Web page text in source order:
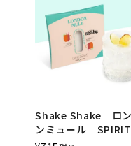
Shake Shake ロ
ンミュール